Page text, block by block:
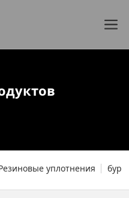
уплотнения